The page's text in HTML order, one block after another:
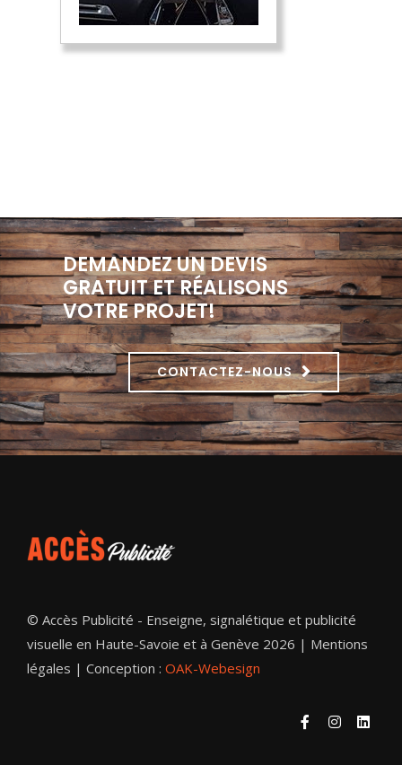
DEMANDEZ UN DEVIS
GRATUIT ET RÉALISONS
VOTRE PROJET!
CONTACTEZ-NOUS
© Accès Publicité - Enseigne, signalétique et publicité
visuelle en Haute-Savoie et à Genève 2026 | Mentions
légales | Conception : OAK-Webesign